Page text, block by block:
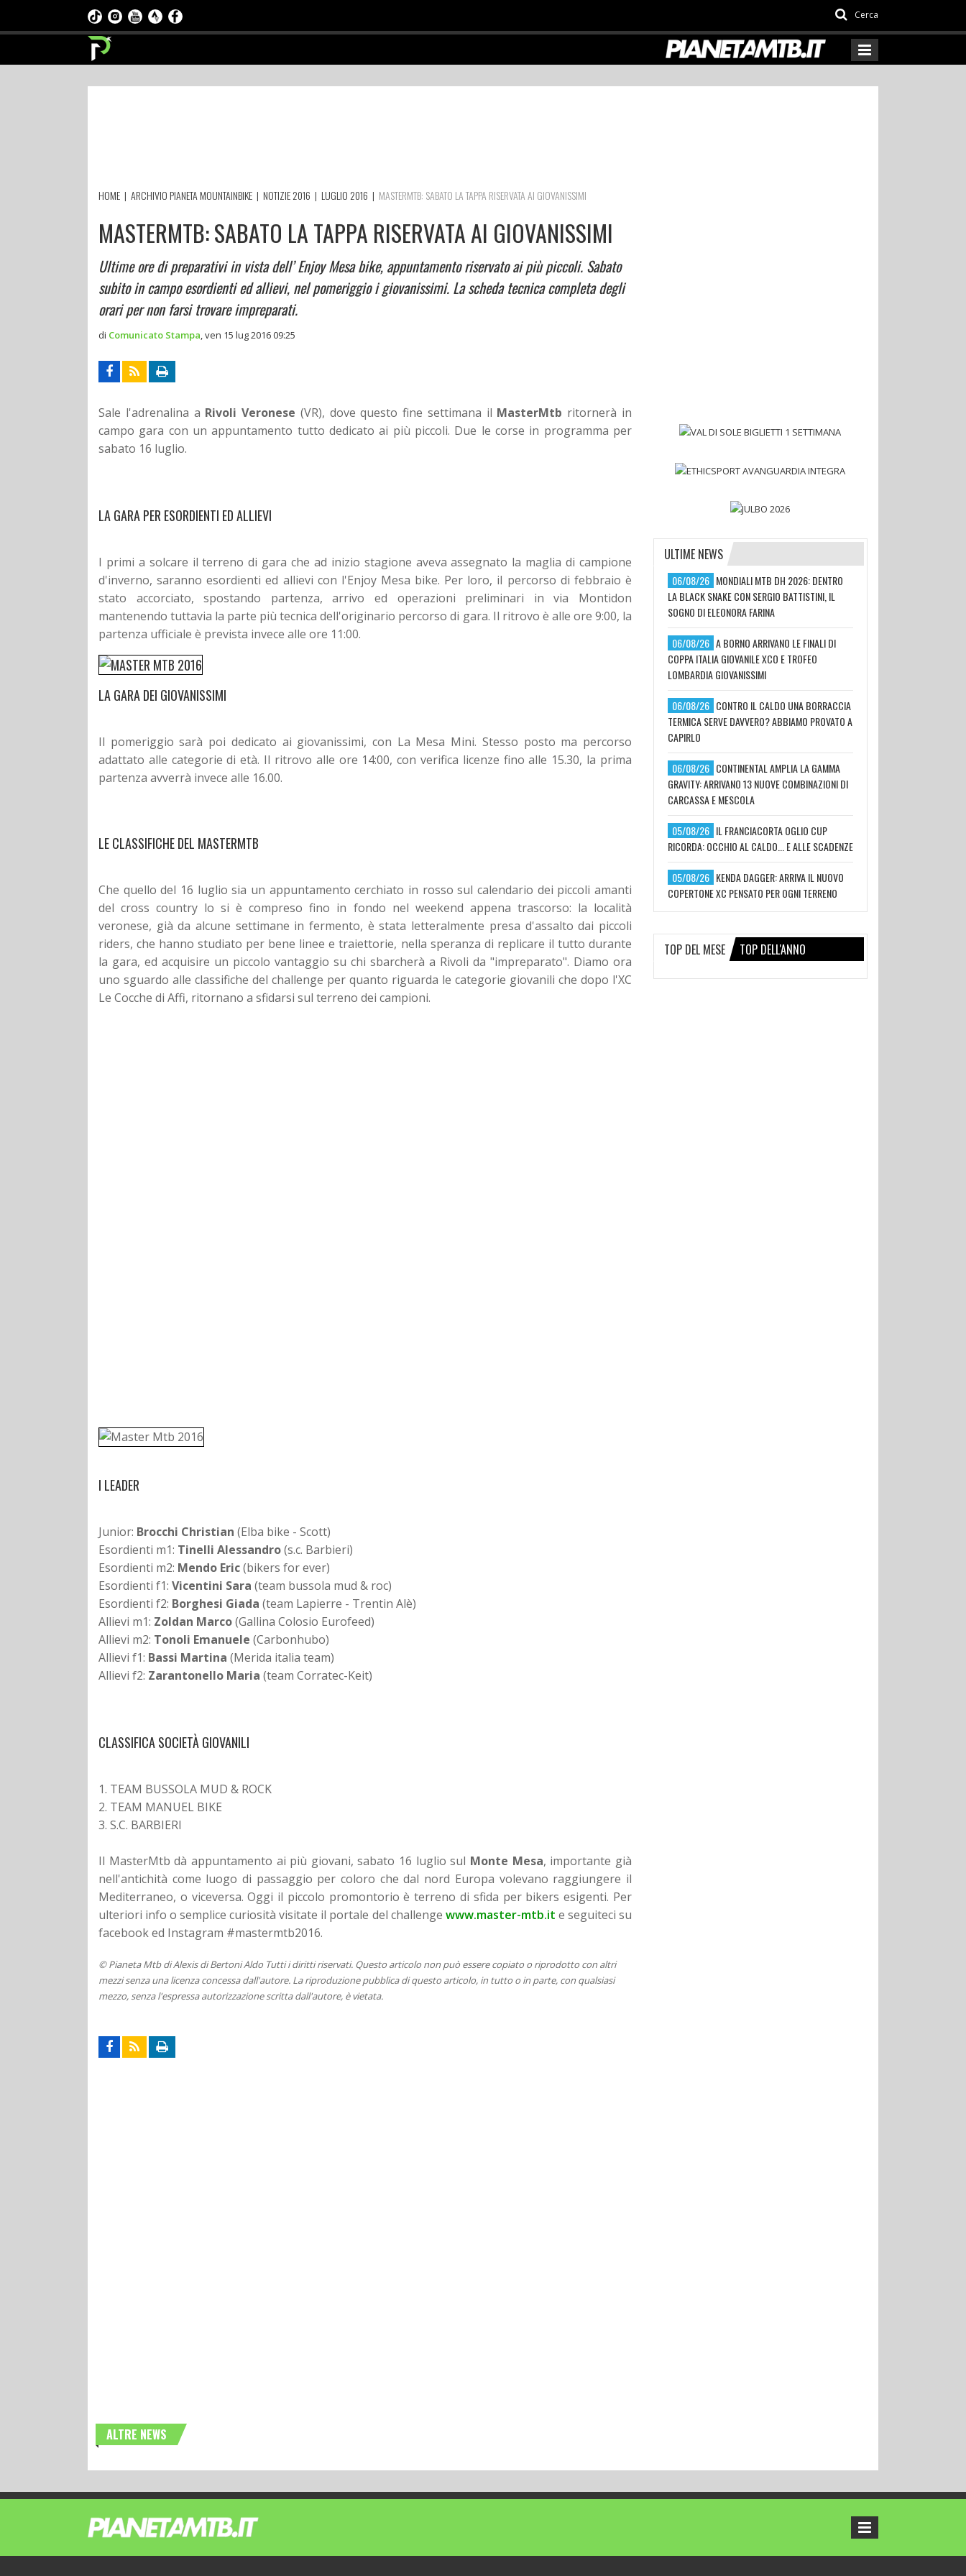
Cerca
HOME | ARCHIVIO PIANETA MOUNTAINBIKE | NOTIZIE 2016 | LUGLIO 2016 | MASTERMTB: SABATO LA TAPPA RISERVATA AI GIOVANISSIMI
MASTERMTB: SABATO LA TAPPA RISERVATA AI GIOVANISSIMI
Ultime ore di preparativi in vista dell’ Enjoy Mesa bike, appuntamento riservato ai più piccoli. Sabato
subito in campo esordienti ed allievi, nel pomeriggio i giovanissimi. La scheda tecnica completa degli
orari per non farsi trovare impreparati.
di Comunicato Stampa ven 15 lug 2016 09:25
Sale l'adrenalina a Rivoli Veronese (VR), dove questo fine settimana il MasterMtb ritornerà in
campo gara con un appuntamento tutto dedicato ai più piccoli. Due le corse in programma per
sabato 16 luglio.
LA GARA PER ESORDIENTI ED ALLIEVI
I primi a solcare il terreno di gara che ad inizio stagione aveva assegnato la maglia di campione
d'inverno, saranno esordienti ed allievi con l'Enjoy Mesa bike. Per loro, il percorso di febbraio è
stato accorciato, spostando partenza, arrivo ed operazioni preliminari in via Montidon
mantenendo tuttavia la parte più tecnica dell'originario percorso di gara. Il ritrovo è alle ore 9:00, la
partenza ufficiale è prevista invece alle ore 11:00.
LA GARA DEI GIOVANISSIMI
Il pomeriggio sarà poi dedicato ai giovanissimi, con La Mesa Mini. Stesso posto ma percorso
adattato alle categorie di età. Il ritrovo alle ore 14:00, con verifica licenze fino alle 15.30, la prima
partenza avverrà invece alle 16.00.
LE CLASSIFICHE DEL MASTERMTB
Che quello del 16 luglio sia un appuntamento cerchiato in rosso sul calendario dei piccoli amanti
del cross country lo si è compreso fino in fondo nel weekend appena trascorso: la località
veronese, già da alcune settimane in fermento, è stata letteralmente presa d'assalto dai piccoli
riders, che hanno studiato per bene linee e traiettorie, nella speranza di replicare il tutto durante
la gara, ed acquisire un piccolo vantaggio su chi sbarcherà a Rivoli da "impreparato". Diamo ora
uno sguardo alle classifiche del challenge per quanto riguarda le categorie giovanili che dopo l'XC
Le Cocche di Affi, ritornano a sfidarsi sul terreno dei campioni.
I LEADER
Junior: Brocchi Christian (Elba bike - Scott)
Esordienti m1: Tinelli Alessandro(s.c. Barbieri)
Esordienti m2: Mendo Eric(bikers for ever)
Esordienti f1: Vicentini Sara (team bussola mud & roc)
Esordienti f2: Borghesi Giada (team Lapierre - Trentin Alè)
Allievi m1: Zoldan Marco(Gallina Colosio Eurofeed)
Allievi m2: Tonoli Emanuele (Carbonhubo)
Allievi f1: Bassi Martina (Merida italia team)
Allievi f2: Zarantonello Maria (team Corratec-Keit)
CLASSIFICA SOCIETÀ GIOVANILI
1. TEAM BUSSOLA MUD & ROCK
2. TEAM MANUEL BIKE
3. S.C. BARBIERI
Il MasterMtb dà appuntamento ai più giovani, sabato 16 luglio sul Monte Mesa, importante già
nell'antichità come luogo di passaggio per coloro che dal nord Europa volevano raggiungere il
Mediterraneo, o viceversa. Oggi il piccolo promontorio è terreno di sfida per bikers esigenti. Per
ulteriori info o semplice curiosità visitate il portale del challenge www.master-mtb.it e seguiteci su
facebook ed Instagram #mastermtb2016.
© Pianeta Mtb di Alexis di Bertoni Aldo Tutti i diritti riservati. Questo articolo non può essere copiato o riprodotto con altri
mezzi senza una licenza concessa dall'autore. La riproduzione pubblica di questo articolo, in tutto o in parte, con qualsiasi
mezzo, senza l'espressa autorizzazione scritta dall'autore, è vietata.
ALTRE NEWS
ULTIME NEWS
06/08/26 MONDIALI MTB DH 2026: DENTRO
LA BLACK SNAKE CON SERGIO BATTISTINI, IL
SOGNO DI ELEONORA FARINA
06/08/26 A BORNO ARRIVANO LE FINALI DI
COPPA ITALIA GIOVANILE XCO E TROFEO
LOMBARDIA GIOVANISSIMI
06/08/26 CONTRO IL CALDO UNA BORRACCIA
TERMICA SERVE DAVVERO? ABBIAMO PROVATO A
CAPIRLO
06/08/26 CONTINENTAL AMPLIA LA GAMMA
GRAVITY: ARRIVANO 13 NUOVE COMBINAZIONI DI
CARCASSA E MESCOLA
05/08/26 IL FRANCIACORTA OGLIO CUP
RICORDA: OCCHIO AL CALDO... E ALLE SCADENZE
05/08/26 KENDA DAGGER: ARRIVA IL NUOVO
COPERTONE XC PENSATO PER OGNI TERRENO
TOP DEL MESE TOP DELL'ANNO